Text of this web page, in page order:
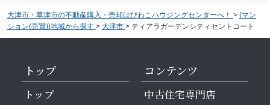
大津市・草津市の不動産購入・売却はびわこハウジングセンターへ！ > (マン
ション(売買))地域から探す > 大津市 > ティアラガーデンシティセントコート
トップ
トップ
コンテンツ
中古住宅専門店